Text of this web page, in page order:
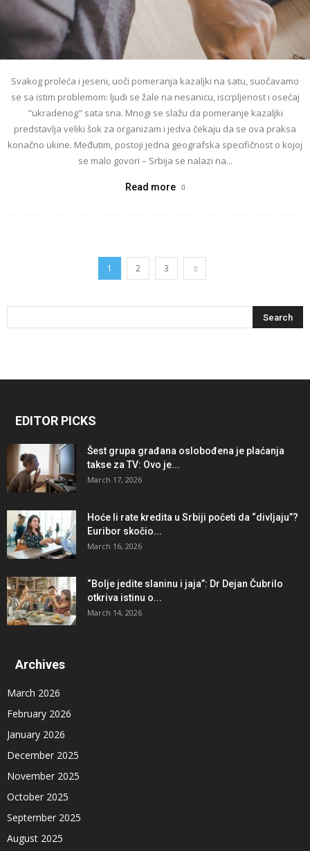
Svakog proleća i jeseni, uoči pomeranja kazaljki na satu, suočavamo
se sa istim problemom: ljudi se žale na nesanicu, iscrpljenost i osećaj
"ukradenog" sata sna. Mnogi se slažu da pomeranje kazaljki
predstavlja veliki šok za organizam i jedva čekaju da se ova praksa
konačno ukine. Međutim, postoji jedna geografska specifičnost o kojoj
se malo govori – Srbija se nalazi na...
Read more
1 2 3
EDITOR PICKS
Šest grupa građana oslobođena je plaćanja
takse za TV: Ovo je...
March 17, 2026
Hoće li rate kredita u Srbiji početi da “divljaju”?
Euribor skočio...
March 16, 2026
“Bolje jedite slaninu i jaja”: Dr Dejan Čubrilo
otkriva istinu o...
March 14, 2026
Archives
March 2026
February 2026
January 2026
December 2025
November 2025
October 2025
September 2025
August 2025